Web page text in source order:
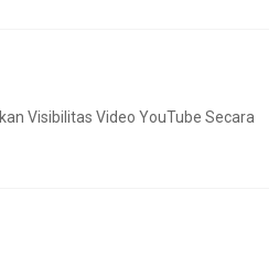
Visibilitas Video YouTube Secara